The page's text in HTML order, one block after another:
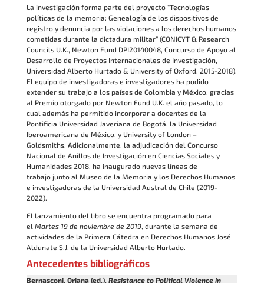
La investigación forma parte del proyecto “Tecnologías
políticas de la memoria: Genealogía de los dispositivos de
registro y denuncia por las violaciones a los derechos humanos
cometidas durante la dictadura militar” (CONICYT & Research
Councils U.K., Newton Fund DPI20140048, Concurso de Apoyo al
Desarrollo de Proyectos Internacionales de Investigación,
Universidad Alberto Hurtado & University of Oxford, 2015-2018).
El equipo de investigadoras e investigadores ha podido
extender su trabajo a los países de Colombia y México, gracias
al Premio otorgado por Newton Fund U.K. el año pasado, lo
cual además ha permitido incorporar a docentes de la
Pontificia Universidad Javeriana de Bogotá, la Universidad
Iberoamericana de México, y University of London –
Goldsmiths. Adicionalmente, la adjudicación del Concurso
Nacional de Anillos de Investigación en Ciencias Sociales y
Humanidades 2018, ha inaugurado nuevas líneas de
trabajo junto al Museo de la Memoria y los Derechos Humanos
e investigadoras de la Universidad Austral de Chile (2019-
2022).
El lanzamiento del libro se encuentra programado para
el Martes 19 de noviembre de 2019, durante la semana de
actividades de la Primera Cátedra en Derechos Humanos José
Aldunate S.J. de la Universidad Alberto Hurtado.
Antecedentes bibliográficos
Bernasconi, Oriana (ed.). Resistance to Political Violence in